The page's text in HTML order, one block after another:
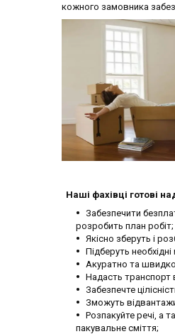
кожного замовника
Наші фахівці готові
Забезпечити
розробить план робіт;
Якісно зберуть і
Підберуть
Акуратно та
Надасть транспорт
Забезпечте
Зможуть
Розпакуйте речі, а
пакувальне сміття;